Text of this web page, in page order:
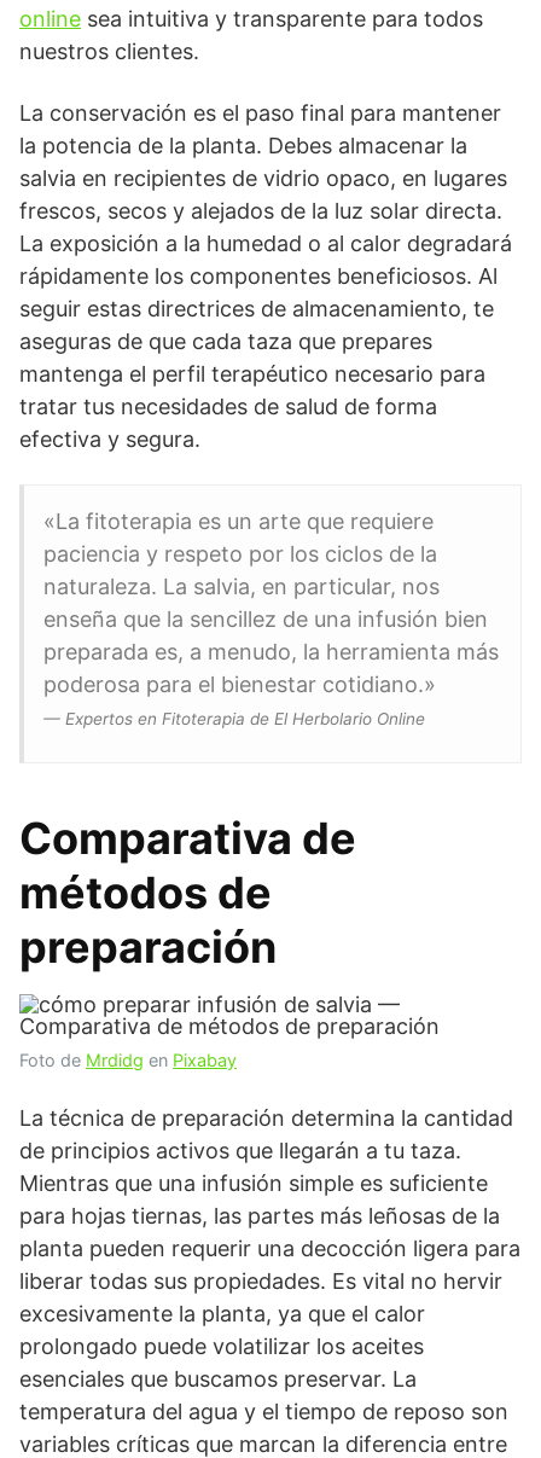
online sea intuitiva y transparente para todos
nuestros clientes.
La conservación es el paso final para mantener
la potencia de la planta. Debes almacenar la
salvia en recipientes de vidrio opaco, en lugares
frescos, secos y alejados de la luz solar directa.
La exposición a la humedad o al calor degradará
rápidamente los componentes beneficiosos. Al
seguir estas directrices de almacenamiento, te
aseguras de que cada taza que prepares
mantenga el perfil terapéutico necesario para
tratar tus necesidades de salud de forma
efectiva y segura.
«La fitoterapia es un arte que requiere
paciencia y respeto por los ciclos de la
naturaleza. La salvia, en particular, nos
enseña que la sencillez de una infusión bien
preparada es, a menudo, la herramienta más
poderosa para el bienestar cotidiano.»
— Expertos en Fitoterapia de El Herbolario Online
Comparativa de
métodos de
preparación
Foto de Mrdidg en Pixabay
La técnica de preparación determina la cantidad
de principios activos que llegarán a tu taza.
Mientras que una infusión simple es suficiente
para hojas tiernas, las partes más leñosas de la
planta pueden requerir una decocción ligera para
liberar todas sus propiedades. Es vital no hervir
excesivamente la planta, ya que el calor
prolongado puede volatilizar los aceites
esenciales que buscamos preservar. La
temperatura del agua y el tiempo de reposo son
variables críticas que marcan la diferencia entre